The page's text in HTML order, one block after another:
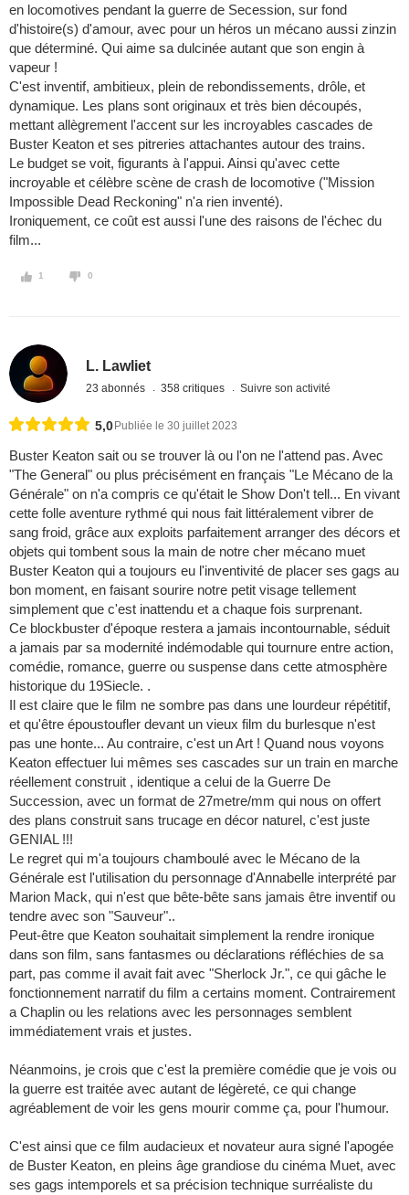
en locomotives pendant la guerre de Secession, sur fond
d'histoire(s) d'amour, avec pour un héros un mécano aussi zinzin
que déterminé. Qui aime sa dulcinée autant que son engin à
vapeur !
C'est inventif, ambitieux, plein de rebondissements, drôle, et
dynamique. Les plans sont originaux et très bien découpés,
mettant allègrement l'accent sur les incroyables cascades de
Buster Keaton et ses pitreries attachantes autour des trains.
Le budget se voit, figurants à l'appui. Ainsi qu'avec cette
incroyable et célèbre scène de crash de locomotive ("Mission
Impossible Dead Reckoning" n'a rien inventé).
Ironiquement, ce coût est aussi l'une des raisons de l'échec du
film...
1 0
L. Lawliet
23 abonnés 358 critiques Suivre son activité
5,0 Publiée le 30 juillet 2023
Buster Keaton sait ou se trouver là ou l'on ne l'attend pas. Avec
"The General" ou plus précisément en français "Le Mécano de la
Générale" on n'a compris ce qu'était le Show Don't tell... En vivant
cette folle aventure rythmé qui nous fait littéralement vibrer de
sang froid, grâce aux exploits parfaitement arranger des décors et
objets qui tombent sous la main de notre cher mécano muet
Buster Keaton qui a toujours eu l'inventivité de placer ses gags au
bon moment, en faisant sourire notre petit visage tellement
simplement que c'est inattendu et a chaque fois surprenant.
Ce blockbuster d'époque restera a jamais incontournable, séduit
a jamais par sa modernité indémodable qui tournure entre action,
comédie, romance, guerre ou suspense dans cette atmosphère
historique du 19Siecle. .
Il est claire que le film ne sombre pas dans une lourdeur répétitif,
et qu'être époustoufler devant un vieux film du burlesque n'est
pas une honte... Au contraire, c'est un Art ! Quand nous voyons
Keaton effectuer lui mêmes ses cascades sur un train en marche
réellement construit , identique a celui de la Guerre De
Succession, avec un format de 27metre/mm qui nous on offert
des plans construit sans trucage en décor naturel, c'est juste
GENIAL !!!
Le regret qui m'a toujours chamboulé avec le Mécano de la
Générale est l'utilisation du personnage d'Annabelle interprété par
Marion Mack, qui n'est que bête-bête sans jamais être inventif ou
tendre avec son "Sauveur"..
Peut-être que Keaton souhaitait simplement la rendre ironique
dans son film, sans fantasmes ou déclarations réfléchies de sa
part, pas comme il avait fait avec "Sherlock Jr.", ce qui gâche le
fonctionnement narratif du film a certains moment. Contrairement
a Chaplin ou les relations avec les personnages semblent
immédiatement vrais et justes.
Néanmoins, je crois que c'est la première comédie que je vois ou
la guerre est traitée avec autant de légèreté, ce qui change
agréablement de voir les gens mourir comme ça, pour l'humour.
C'est ainsi que ce film audacieux et novateur aura signé l'apogée
de Buster Keaton, en pleins âge grandiose du cinéma Muet, avec
ses gags intemporels et sa précision technique surréaliste du